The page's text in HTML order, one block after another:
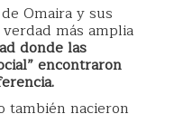
Omaira y sus
más amplia
donde las
encontraron
también nacieron